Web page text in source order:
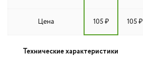
Цена 105 ₽ 105 ₽
Технические характеристики